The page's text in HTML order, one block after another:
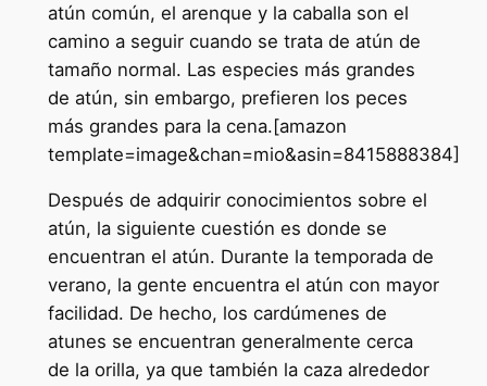
atún común, el arenque y la caballa son el
camino a seguir cuando se trata de atún de
tamaño normal. Las especies más grandes
de atún, sin embargo, prefieren los peces
más grandes para la cena.[amazon
template=image&chan=mio&asin=8415888384]
Después de adquirir conocimientos sobre el
atún, la siguiente cuestión es donde se
encuentran el atún. Durante la temporada de
verano, la gente encuentra el atún con mayor
facilidad. De hecho, los cardúmenes de
atunes se encuentran generalmente cerca
de la orilla, ya que también la caza alrededor